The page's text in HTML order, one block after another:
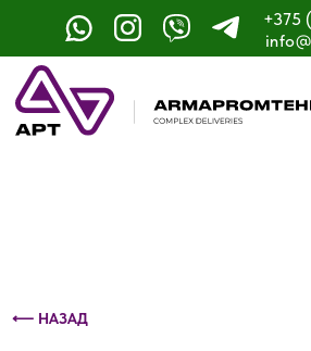
+375
Контактный телефон: +375 (29) 693-
⟵ НАЗАД